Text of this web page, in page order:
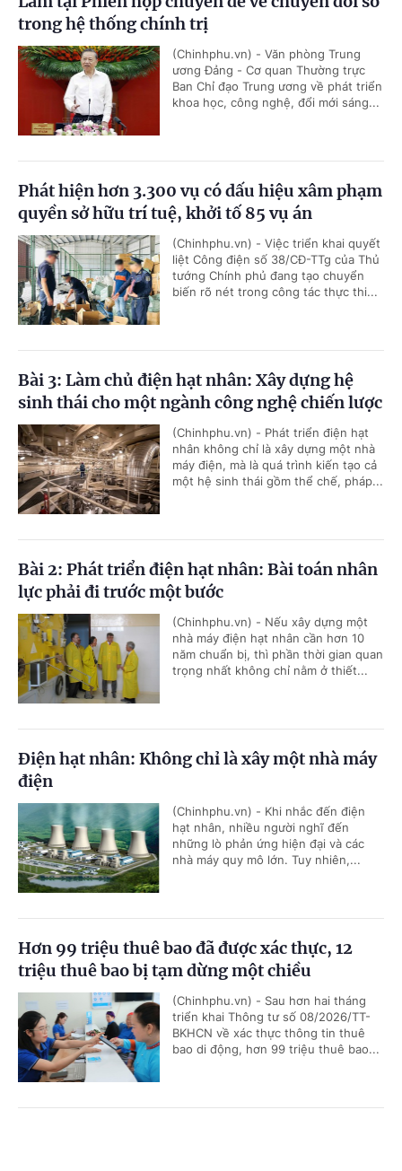
trong hệ thống chính trị
(Chinhphu.vn) - Văn phòng Trung
ương Đảng - Cơ quan Thường trực
Ban Chỉ đạo Trung ương về phát triển
khoa học, công nghệ, đổi mới sáng...
Phát hiện hơn 3.300 vụ có dấu hiệu xâm phạm
quyền sở hữu trí tuệ, khởi tố 85 vụ án
(Chinhphu.vn) - Việc triển khai quyết
liệt Công điện số 38/CĐ-TTg của Thủ
tướng Chính phủ đang tạo chuyển
biến rõ nét trong công tác thực thi...
Bài 3: Làm chủ điện hạt nhân: Xây dựng hệ
sinh thái cho một ngành công nghệ chiến lược
(Chinhphu.vn) - Phát triển điện hạt
nhân không chỉ là xây dựng một nhà
máy điện, mà là quá trình kiến tạo cả
một hệ sinh thái gồm thể chế, pháp...
Bài 2: Phát triển điện hạt nhân: Bài toán nhân
lực phải đi trước một bước
(Chinhphu.vn) - Nếu xây dựng một
nhà máy điện hạt nhân cần hơn 10
năm chuẩn bị, thì phần thời gian quan
trọng nhất không chỉ nằm ở thiết...
Điện hạt nhân: Không chỉ là xây một nhà máy
điện
(Chinhphu.vn) - Khi nhắc đến điện
hạt nhân, nhiều người nghĩ đến
những lò phản ứng hiện đại và các
nhà máy quy mô lớn. Tuy nhiên,...
Hơn 99 triệu thuê bao đã được xác thực, 12
triệu thuê bao bị tạm dừng một chiều
(Chinhphu.vn) - Sau hơn hai tháng
triển khai Thông tư số 08/2026/TT-
BKHCN về xác thực thông tin thuê
bao di động, hơn 99 triệu thuê bao...